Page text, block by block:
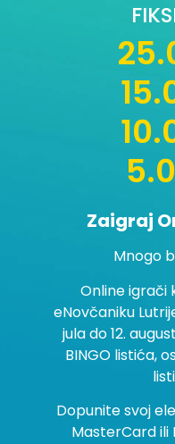
Zaigraj
Mnogo
Online igrači
eNovčaniku
jula do 12.
BINGO listića,
Dopunite svoj
MasterCard ili